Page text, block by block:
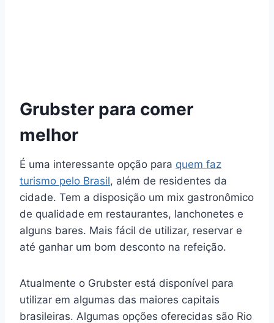
Grubster para comer
melhor
É uma interessante opção para quem faz
turismo pelo Brasil, além de residentes da
cidade. Tem a disposição um mix gastronômico
de qualidade em restaurantes, lanchonetes e
alguns bares. Mais fácil de utilizar, reservar e
até ganhar um bom desconto na refeição.
Atualmente o Grubster está disponível para
utilizar em algumas das maiores capitais
brasileiras. Algumas opções oferecidas são Rio